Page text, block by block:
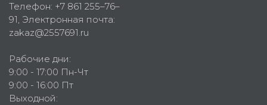
Телефон: +7 861 255–76–
91, Электронная почта:
zakaz@2557691.ru
Рабочие дни:
9:00 - 17:00 Пн-Чт
9:00 - 16:00 Пт
Выходной: